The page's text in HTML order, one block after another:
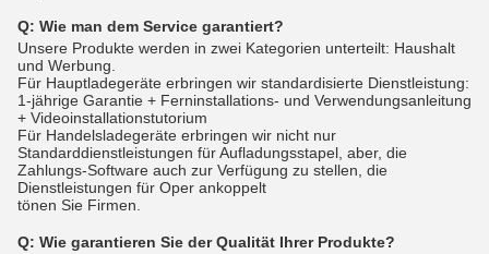
Q: Wie man dem Service garantiert?
Unsere Produkte werden in zwei Kategorien unterteilt: Haushalt
und Werbung.
Für Hauptladegeräte erbringen wir standardisierte Dienstleistung:
1-jährige Garantie + Ferninstallations- und Verwendungsanleitung
+ Videoinstallationstutorium
Für Handelsladegeräte erbringen wir nicht nur
Standarddienstleistungen für Aufladungsstapel, aber, die
Zahlungs-Software auch zur Verfügung zu stellen, die
Dienstleistungen für Oper ankoppelt
tönen Sie Firmen.
Q: Wie garantieren Sie der Qualität Ihrer Produkte?